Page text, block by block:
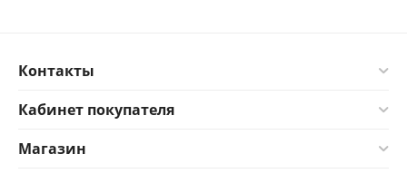
Контакты
Кабинет покупателя
Магазин